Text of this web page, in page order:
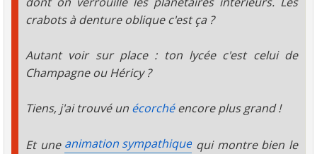
crabots à denture oblique c'est ça ?
Autant voir sur place : ton lycée c'est celui de
Champagne ou Héricy ?
Tiens, j'ai trouvé un écorchéencore plus grand !
Et une animation sympathique qui montre bien le